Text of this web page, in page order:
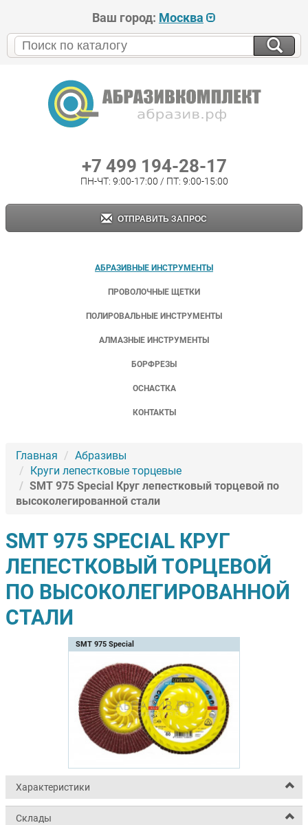
Ваш город: Москва
+7 499 194-28-17
ПН-ЧТ: 9:00-17:00 / ПТ: 9:00-15:00
ОТПРАВИТЬ ЗАПРОС
АБРАЗИВНЫЕ ИНСТРУМЕНТЫ
ПРОВОЛОЧНЫЕ ЩЕТКИ
ПОЛИРОВАЛЬНЫЕ ИНСТРУМЕНТЫ
АЛМАЗНЫЕ ИНСТРУМЕНТЫ
БОРФРЕЗЫ
ОСНАСТКА
КОНТАКТЫ
Главная
Абразивы
Круги лепестковые торцевые
SMT 975 Special Круг лепестковый торцевой по
высоколегированной стали
SMT 975 SPECIAL КРУГ
ЛЕПЕСТКОВЫЙ ТОРЦЕВОЙ
ПО ВЫСОКОЛЕГИРОВАННОЙ
СТАЛИ
SMT 975 Special
Характеристики
Склады